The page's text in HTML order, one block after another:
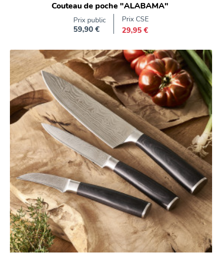
Couteau de poche "ALABAMA"
Prix public
Prix
59,90 €
Prix CSE
29,95 €